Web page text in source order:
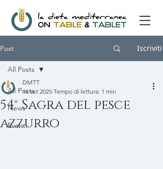
Post Iscriviti
All Posts
News
Eventi
All Posts
54° Sagra del pesce
azzurro
DMTT
16 set 2025 Tempo di lettura: 1 min